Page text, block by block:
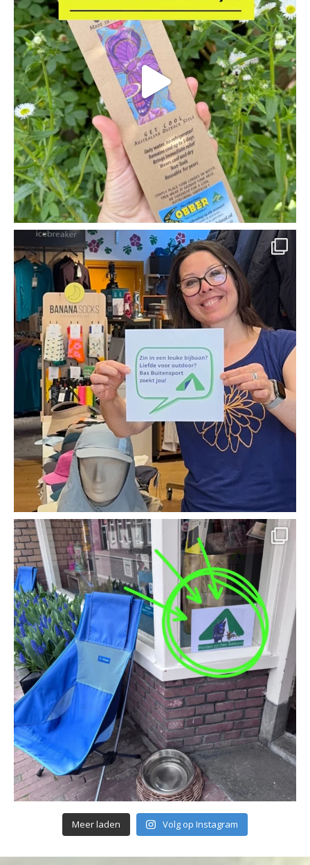
Meer laden Volg op Instagram